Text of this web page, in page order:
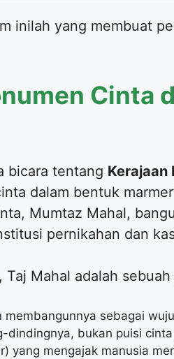
inilah yang membuat
Cinta
bicara tentang Kerajaan
dalam bentuk
Mumtaz Mahal,
pernikahan dan
Mahal adalah
membangunnya sebagai
dindingnya, bukan puisi
yang mengajak manusia